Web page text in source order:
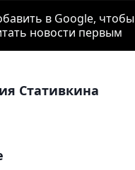
в Google, чтобы
новости первым
Стативкина